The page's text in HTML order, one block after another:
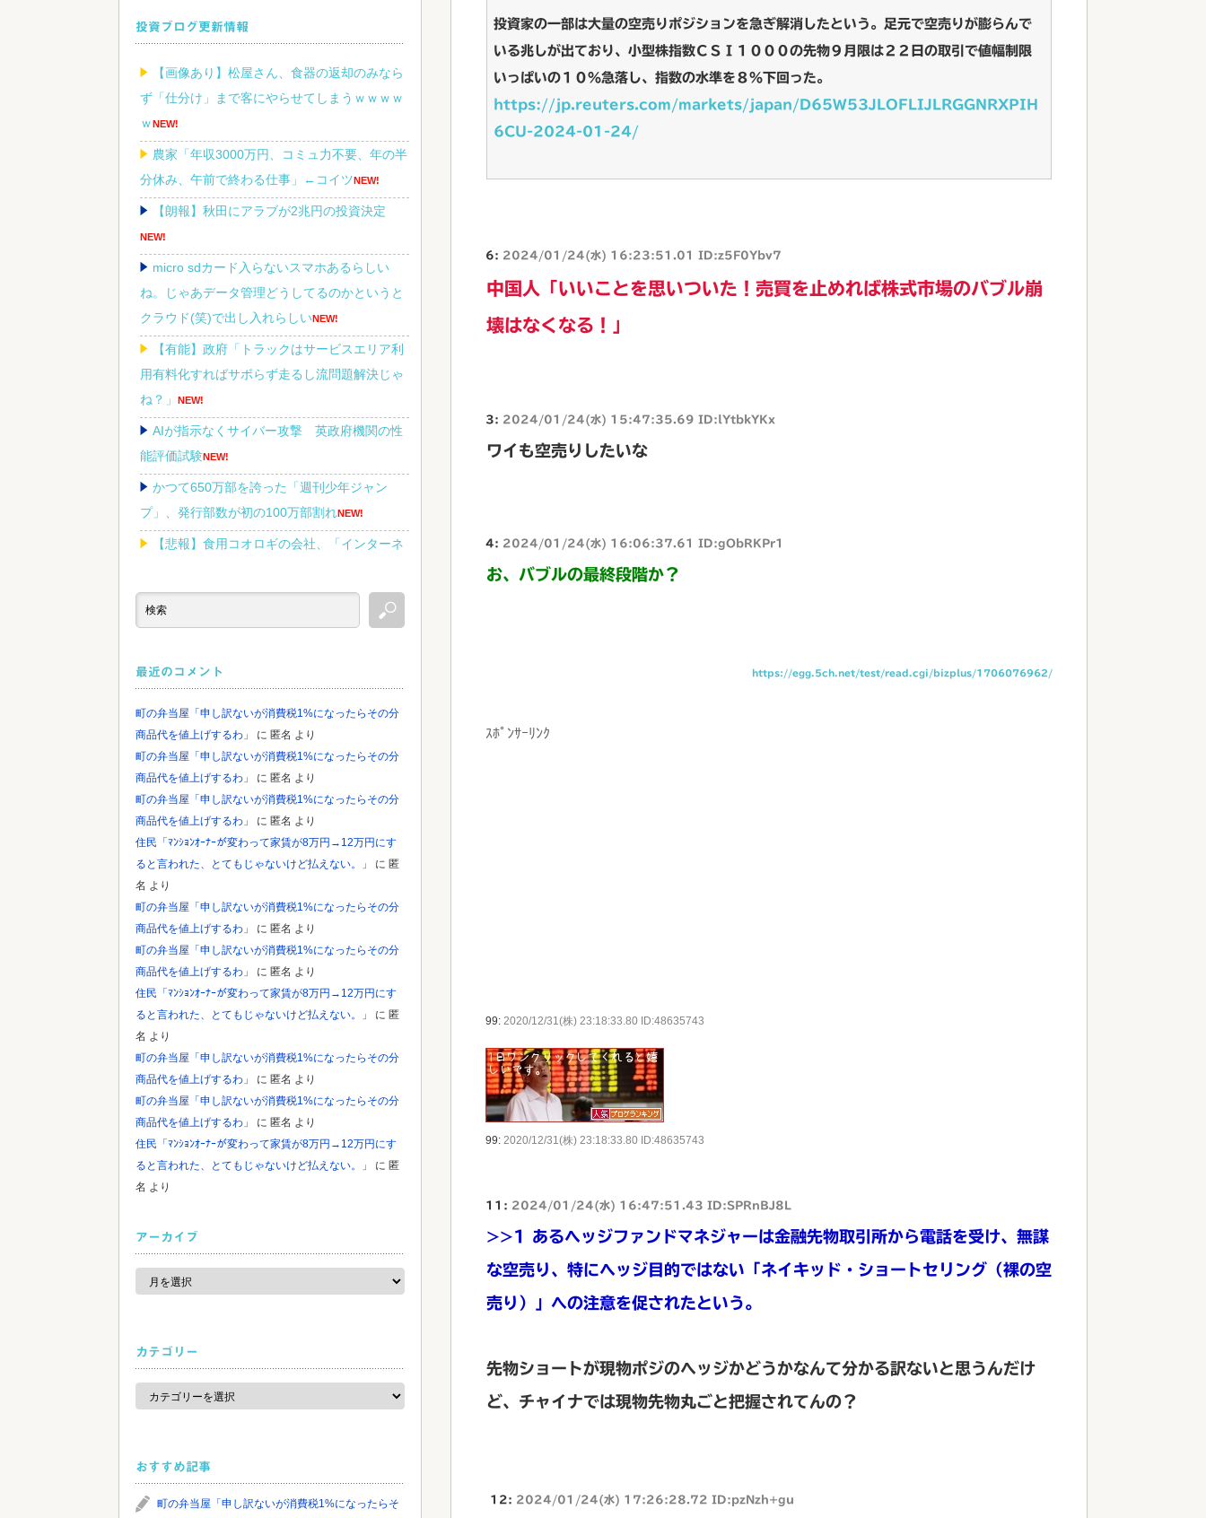
投資家の一部は大量の空売りポジションを急ぎ解消したという。足元で空売りが膨らんで
いる兆しが出ており、小型株指数ＣＳＩ１０００の先物９月限は２２日の取引で値幅制限
いっぱいの１０％急落し、指数の水準を８％下回った。
https://jp.reuters.com/markets/japan/D65W53JLOFLIJLRGGNRXPIH
6CU-2024-01-24/
6: 2024/01/24(水) 16:23:51.01 ID:z5F0Ybv7
中国人「いいことを思いついた！売買を止めれば株式市場のバブル崩
壊はなくなる！」
3: 2024/01/24(水) 15:47:35.69 ID:lYtbkYKx
ワイも空売りしたいな
4: 2024/01/24(水) 16:06:37.61 ID:gObRKPr1
お、バブルの最終段階か？
https://egg.5ch.net/test/read.cgi/bizplus/1706076962/
ｽﾎﾟﾝｻｰﾘﾝｸ
99: 2020/12/31(株) 23:18:33.80 ID:48635743
99: 2020/12/31(株) 23:18:33.80 ID:48635743
11: 2024/01/24(水) 16:47:51.43 ID:SPRnBJ8L
>>1 あるヘッジファンドマネジャーは金融先物取引所から電話を受け、無謀
な空売り、特にヘッジ目的ではない「ネイキッド・ショートセリング（裸の空
売り）」への注意を促されたという。
先物ショートが現物ポジのヘッジかどうかなんて分かる訳ないと思うんだけ
ど、チャイナでは現物先物丸ごと把握されてんの？
12: 2024/01/24(水) 17:26:28.72 ID:pzNzh+gu
投資ブログ更新情報
【画像あり】松屋さん、食器の返却のみなら
ず「仕分け」まで客にやらせてしまうｗｗｗｗ
ｗNEW!
農家「年収3000万円、コミュ力不要、年の半
分休み、午前で終わる仕事」←コイツNEW!
【朗報】秋田にアラブが2兆円の投資決定
NEW!
micro sdカード入らないスマホあるらしい
ね。じゃあデータ管理どうしてるのかというと
クラウド(笑)で出し入れらしいNEW!
【有能】政府「トラックはサービスエリア利
用有料化すればサボらず走るし流問題解決じゃ
ね？」
NEW!
AIが指示なくサイバー攻撃 英政府機関の性
能評価試験NEW!
かつて650万部を誇った「週刊少年ジャン
プ」、発行部数が初の100万部割れNEW!
【悲報】食用コオロギの会社、「インターネ
「Linuxで十分じゃね…？」世界が気付き始め
る Linuxの市場シェアが初めて10%超える
最近のコメント
町の弁当屋「申し訳ないが消費税1%になったらその分
商品代を値上げするわ」
に 匿名 より
町の弁当屋「申し訳ないが消費税1%になったらその分
商品代を値上げするわ」
に 匿名 より
町の弁当屋「申し訳ないが消費税1%になったらその分
商品代を値上げするわ」
に 匿名 より
住民「ﾏﾝｼｮﾝｵｰﾅｰが変わって家賃が8万円→12万円にす
ると言われた、とてもじゃないけど払えない。」
に 匿
名 より
町の弁当屋「申し訳ないが消費税1%になったらその分
商品代を値上げするわ」
に 匿名 より
町の弁当屋「申し訳ないが消費税1%になったらその分
商品代を値上げするわ」
に 匿名 より
住民「ﾏﾝｼｮﾝｵｰﾅｰが変わって家賃が8万円→12万円にす
ると言われた、とてもじゃないけど払えない。」
に 匿
名 より
町の弁当屋「申し訳ないが消費税1%になったらその分
商品代を値上げするわ」
に 匿名 より
町の弁当屋「申し訳ないが消費税1%になったらその分
商品代を値上げするわ」
に 匿名 より
住民「ﾏﾝｼｮﾝｵｰﾅｰが変わって家賃が8万円→12万円にす
ると言われた、とてもじゃないけど払えない。」
に 匿
名 より
アーカイブ
ア
カ
カテゴリー
カ
ゴ
おすすめ記事
町の弁当屋「申し訳ないが消費税1%になったらそ